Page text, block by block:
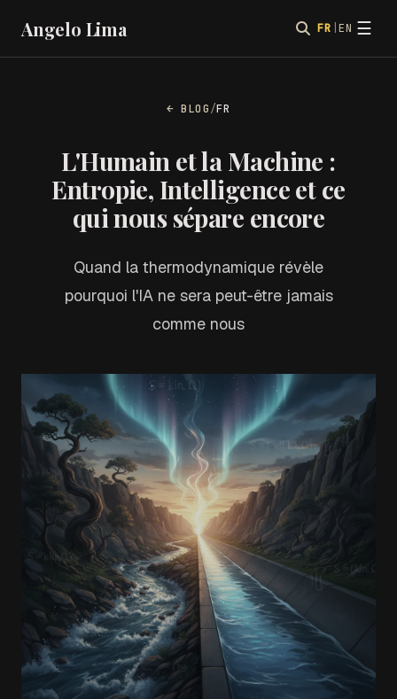
Angelo Lima FR EN ☰
← BLOG/FR
L'Humain et la Machine :
Entropie, Intelligence et ce
qui nous sépare encore
Quand la thermodynamique révèle
pourquoi l'IA ne sera peut-être jamais
comme nous